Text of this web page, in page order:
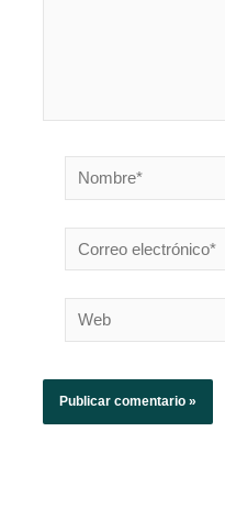
Nombre*
Correo
electrónico*
Web